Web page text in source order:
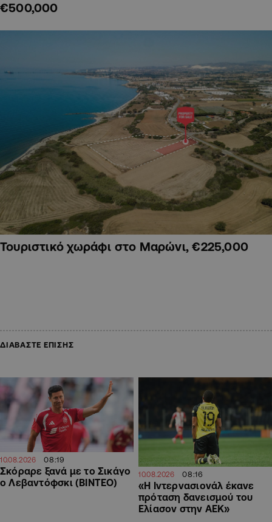
€500,000
Τουριστικό χωράφι στο Μαρώνι, €225,000
ΔΙΑΒΑΣΤΕ ΕΠΙΣΗΣ
10.08.2026 08:19
Σκόραρε ξανά με το Σικάγο
ο Λεβαντόφσκι (ΒΙΝΤΕΟ)
10.08.2026 08:16
«Η Ιντερνασιονάλ έκανε
πρόταση δανεισμού του
Ελίασον στην ΑΕΚ»